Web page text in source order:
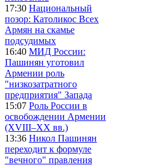
17:30 Национальный
позор: Католикос Всех
Армян на скамье
подсудимых
16:40 МИД России:
Пашинян уготовил
Армении роль
"низкозатратного
предприятия" Запада
15:07 Роль России в
освобождении Армении
(XVIII–XX вв.)
13:36 Никол Пашинян
переходит к формуле
"вечного" правления